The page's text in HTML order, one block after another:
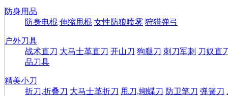
防身用品
防身电棍 伸缩甩棍 女性防狼喷雾 狩猎弹弓
户外刀具
战术直刀 大马士革直刀 开山刀 狗腿刀 刺刀军刺 刀奴直
品刀具
精美小刀
折刀,折叠刀 大马士革折刀 甩刀,蝴蝶刀 防卫笔刀 弹簧刀